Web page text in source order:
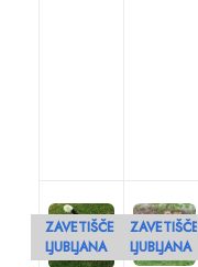
ZAVETIŠČE
LJUBLJANA
ZAVETIŠČE
LJUBLJANA